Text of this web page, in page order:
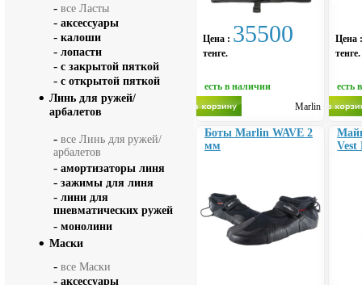
Цена : 35500
тенге.
есть в наличии
Marlin
Цена
тенге.
есть
Боты Marlin WAVE 2
мм
- все Ласты
- аксессуары
- калоши
- лопасти
- с закрытой пяткой
- с открытой пяткой
Линь для ружей/
арбалетов
- все Линь для ружей/
арбалетов
- амортизаторы линя
- зажимы для линя
- лини для
пневматических ружей
- монолини
Маски
- все Маски
- аксессуары